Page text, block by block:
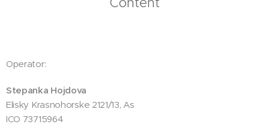
Operator:
Stepanka Hojdova
Elisky Krasnohorske 2121/13, As
ICO 73715964